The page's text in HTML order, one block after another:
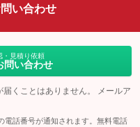
い合わせ
・見積り依頼
問い合わせ
くことはありません。 メールア
話番号が通知されます。無料電話